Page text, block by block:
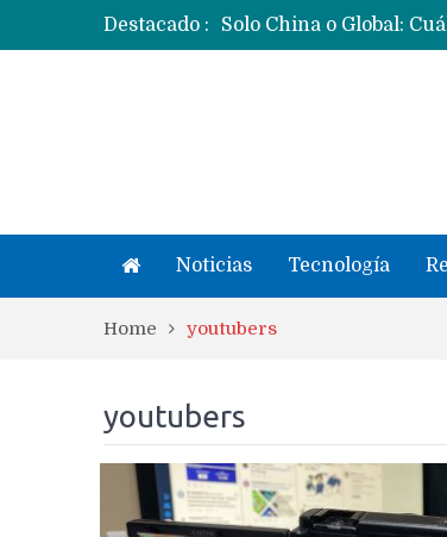
Destacado :
Noticias Tecnología
Home youtubers
youtubers